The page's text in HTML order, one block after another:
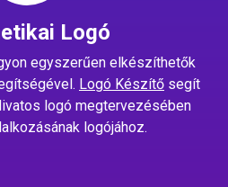
Logó
egyszerűen elkészíthetők
Logó Készítő segít
logó megtervezésében
logójához.